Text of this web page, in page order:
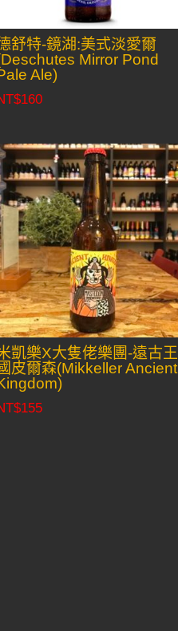
舒特-鏡湖:美式淡愛爾
Mirror Pond
Ale)
160
凱樂X大隻佬樂團-遠古王
國皮爾森(Mikkeller Ancient
155